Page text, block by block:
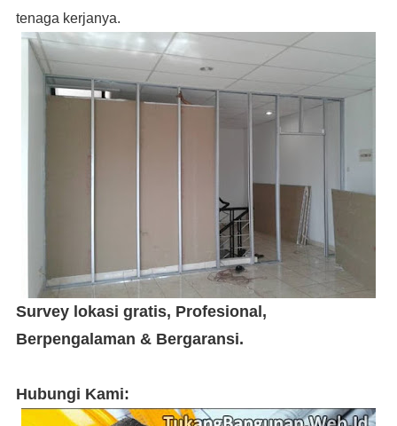
tenaga kerjanya.
Survey lokasi gratis, Profesional,
Berpengalaman & Bergaransi.
Hubungi Kami: